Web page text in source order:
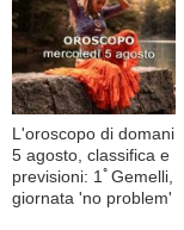
L'oroscopo di domani
5 agosto, classifica e
previsioni: 1ﾟGemelli,
giornata 'no problem'